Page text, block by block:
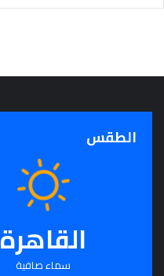
الطقس
القاهرة
سماء صافية